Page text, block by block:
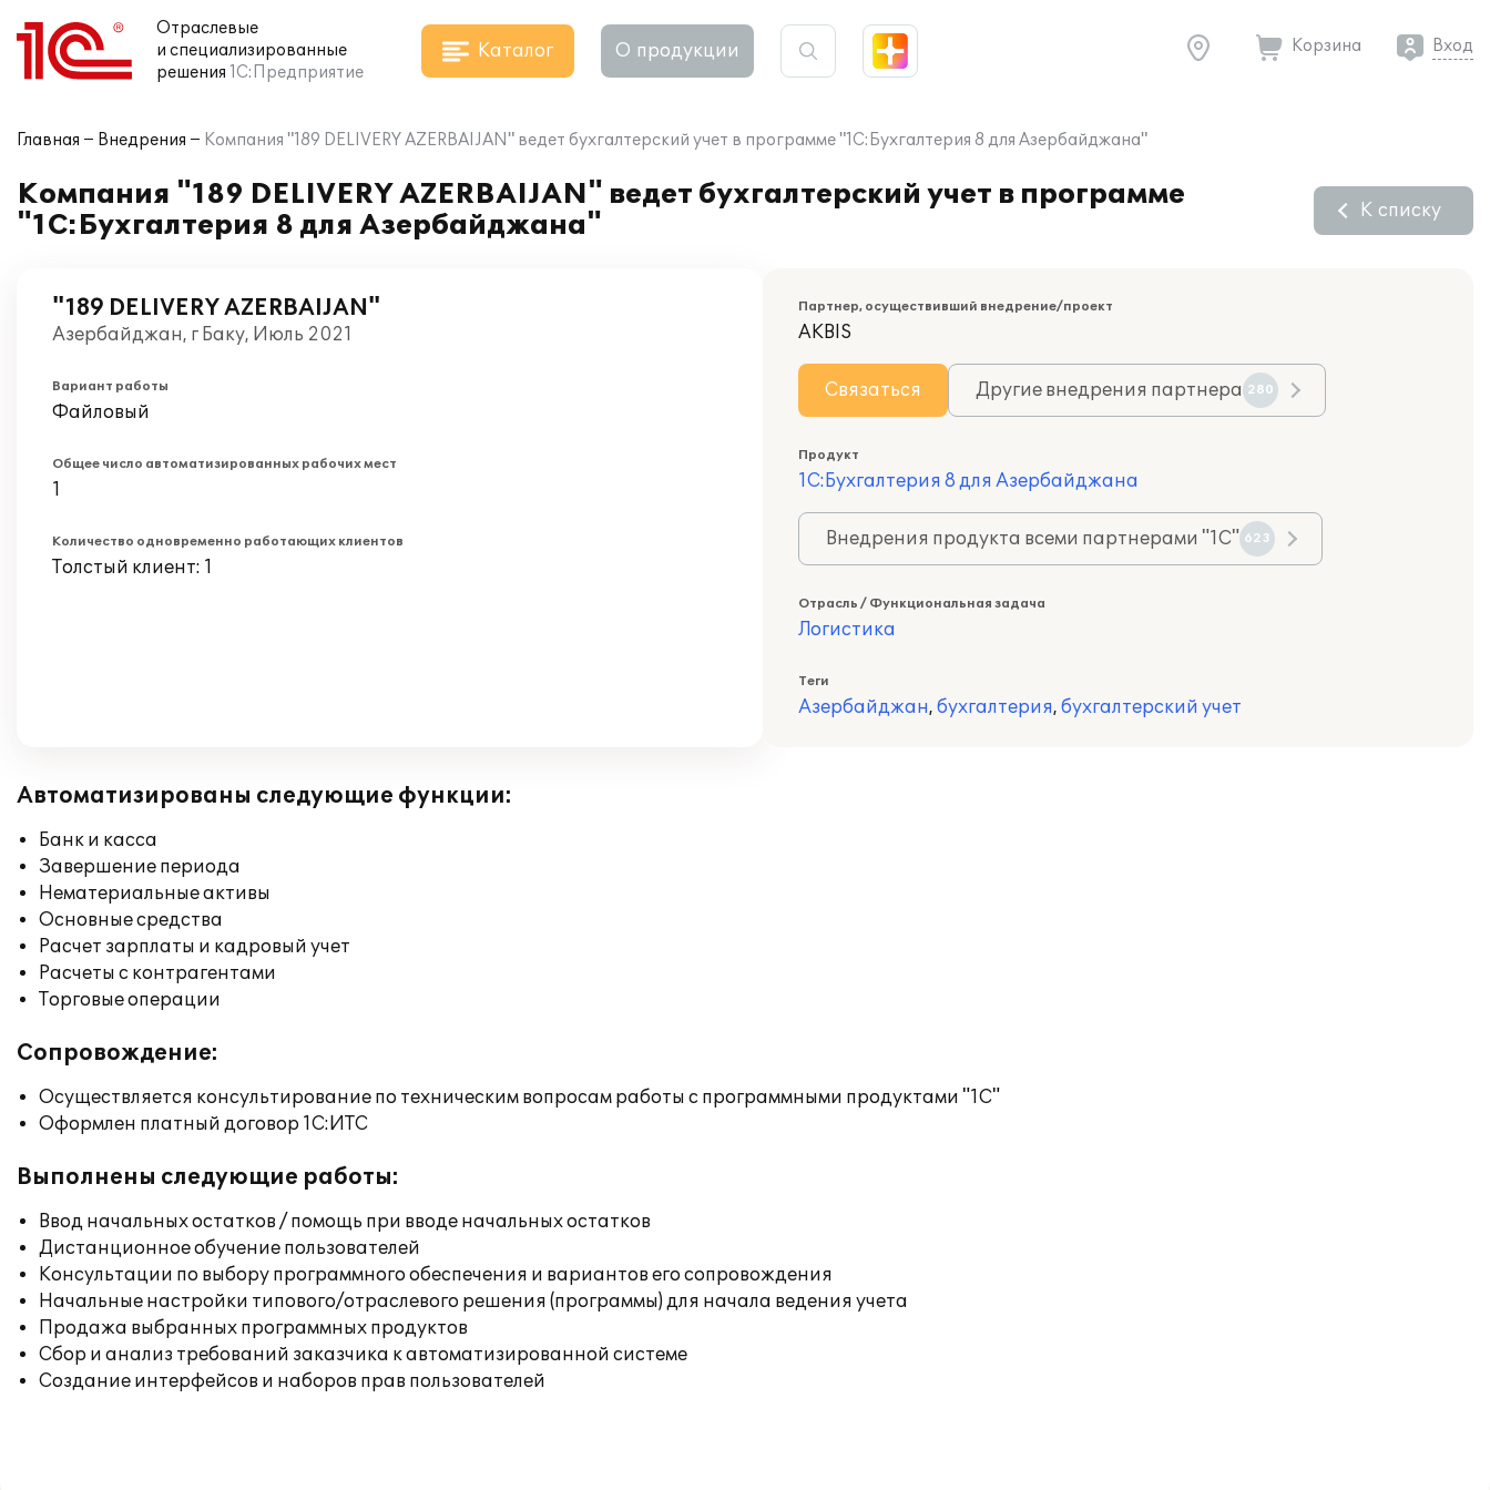
Отраслевые
и специализированные
решения 1С:Предприятие
Каталог О продукции Корзина Вход
Главная Внедрения Компания "189 DELIVERY AZERBAIJAN" ведет бухгалтерский учет в программе "1С:Бухгалтерия 8 для Азербайджана"
Компания "189 DELIVERY AZERBAIJAN" ведет бухгалтерский учет в программе
"1С:Бухгалтерия 8 для Азербайджана"
К списку
"189 DELIVERY AZERBAIJAN"
Азербайджан, г Баку, Июль 2021
Вариант работы
Файловый
Общее число автоматизированных рабочих мест
1
Количество одновременно работающих клиентов
Толстый клиент: 1
Партнер, осуществивший внедрение/проект
AKBIS
Связаться Другие внедрения партнера 280
Продукт
1С:Бухгалтерия 8 для Азербайджана
Внедрения продукта всеми партнерами "1С" 623
Отрасль / Функциональная задача
Логистика
Теги
Азербайджан, бухгалтерия, бухгалтерский учет
Автоматизированы следующие функции:
Банк и касса
Завершение периода
Нематериальные активы
Основные средства
Расчет зарплаты и кадровый учет
Расчеты с контрагентами
Торговые операции
Сопровождение:
Осуществляется консультирование по техническим вопросам работы с программными продуктами "1С"
Оформлен платный договор 1С:ИТС
Выполнены следующие работы:
Ввод начальных остатков / помощь при вводе начальных остатков
Дистанционное обучение пользователей
Консультации по выбору программного обеспечения и вариантов его сопровождения
Начальные настройки типового/отраслевого решения (программы) для начала ведения учета
Продажа выбранных программных продуктов
Сбор и анализ требований заказчика к автоматизированной системе
Создание интерфейсов и наборов прав пользователей